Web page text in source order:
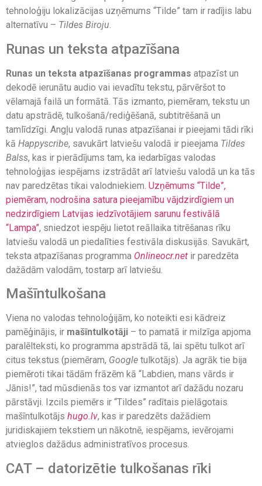
tehnoloģiju lokalizācijas uzņēmums “Tilde” tam ir radījis labu
alternatīvu – Tildes Biroju.
Runas un teksta atpazīšana
Runas un teksta atpazīšanas programmas atpazīst un
dekodē ierunātu audio vai ievadītu tekstu, pārvēršot to
vēlamajā failā un formātā. Tās izmanto, piemēram, tekstu un
datu apstrādē, tulkošanā/rediģēšanā, subtitrēšanā un
tamlīdzīgi. Angļu valodā runas atpazīšanai ir pieejami tādi rīki
kā Happyscribe, savukārt latviešu valodā ir pieejama Tildes
Balss, kas ir pierādījums tam, ka iedarbīgas valodas
tehnoloģijas iespējams izstrādāt arī latviešu valodā un ka tās
nav paredzētas tikai valodniekiem. Uzņēmums “Tilde”,
piemēram, nodrošina satura pieejamību vājdzirdīgiem un
nedzirdīgiem Latvijas iedzīvotājiem sarunu festivālā
“Lampa”, sniedzot iespēju lietot reāllaika titrēšanas rīku
latviešu valodā un piedalīties festivāla diskusijās. Savukārt,
teksta atpazīšanas programma Onlineocr.net ir paredzēta
dažādām valodām, tostarp arī latviešu.
Mašīntulkošana
Viena no valodas tehnoloģijām, ko noteikti esi kādreiz
pamēģinājis, ir mašīntulkotāji – to pamatā ir milzīga apjoma
paralēlteksti, ko programma apstrādā tā, lai spētu tulkot arī
citus tekstus (piemēram, Google tulkotājs). Ja agrāk tie bija
piemēroti tikai tādām frāzēm kā “Labdien, mans vārds ir
Jānis!”, tad mūsdienās tos var izmantot arī dažādu nozaru
pārstāvji. Izcils piemērs ir “Tildes” radītais pielāgotais
mašīntulkotājs hugo.lv, kas ir paredzēts dažādiem
juridiskajiem tekstiem un nākotnē, iespējams, ievērojami
atvieglos dažādus administratīvos procesus.
CAT – datorizētie tulkošanas rīki